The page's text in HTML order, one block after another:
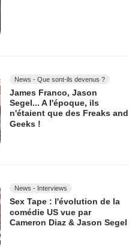
News - Que sont-ils devenus ?
James Franco, Jason
Segel... A l'époque, ils
n'étaient que des Freaks and
Geeks !
News - Interviews
Sex Tape : l'évolution de la
comédie US vue par
Cameron Diaz & Jason Segel